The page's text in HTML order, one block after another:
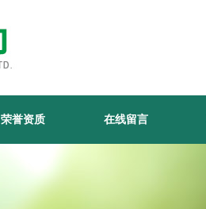
荣誉资质 在线留言